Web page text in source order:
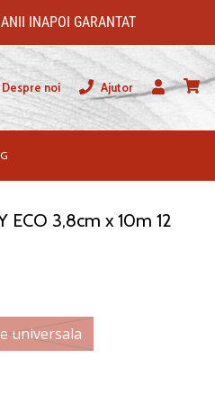
INAPOI GARANTAT
Despre noi
Ajutor
Utilizator
ECO 3,8cm x 10m 12
universala